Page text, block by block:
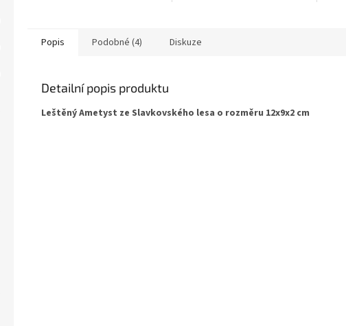
Popis Podobné (4) Diskuze
Detailní popis produktu
Leštěný Ametyst ze Slavkovského lesa o rozměru 12x9x2 cm